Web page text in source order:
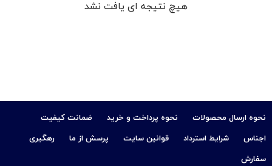
هیچ نتیجه ای یافت نشد
نحوه ارسال محصولات نحوه پرداخت و خرید
ضمانت کیفیت
اجناس
شرایط استرداد قوانین سایت پرسش از ما
رهگیری
سفارش